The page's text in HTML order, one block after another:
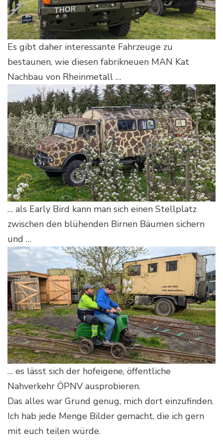
Es gibt daher interessante Fahrzeuge zu
bestaunen, wie diesen fabrikneuen MAN Kat
Nachbau von Rheinmetall …
… als Early Bird kann man sich einen Stellplatz
zwischen den blühenden Birnen Bäumen sichern
und …
… es lässt sich der hofeigene, öffentliche
Nahverkehr ÖPNV ausprobieren.
Das alles war Grund genug, mich dort einzufinden.
Ich hab jede Menge Bilder gemacht, die ich gern
mit euch teilen würde.